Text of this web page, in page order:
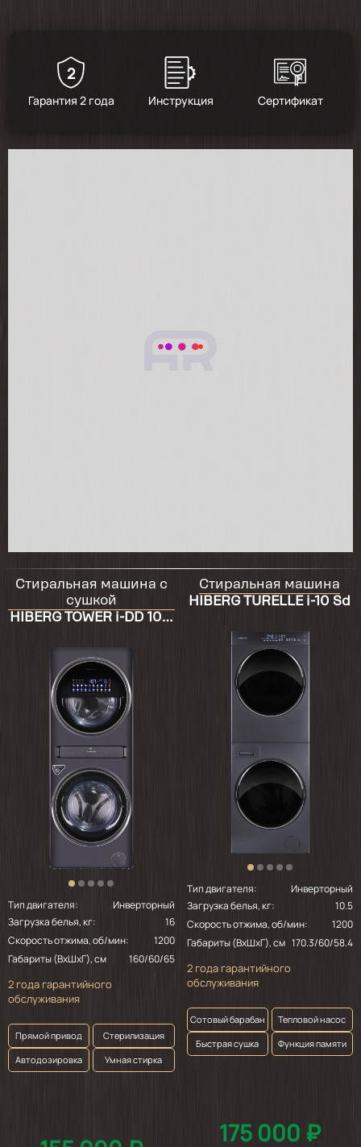
2
Гарантия 2 года Инструкция Сертификат
Стиральная машина c
сушкой
HIBERG TOWER i-DD 107-
Тип двигателя:
Инверторный
Загрузка белья, кг:
16
Скорость отжима, об/мин:
1200
Габариты (ВхШхГ), см
160/60/65
2 года гарантийного
обслуживания
Прямой привод
Стерилизация
Автодозировка
Умная стирка
Стиральная машина
HIBERG TURELLE i-10 Sd
Тип двигателя:
Инверторный
Загрузка белья, кг:
10.5
Скорость отжима, об/мин:
1200
Габариты (ВхШхГ), см 170.3/60/58.4
2 года гарантийного
обслуживания
Сотовый барабан
Тепловой насос
Быстрая сушка
Функция памяти
175 000 ₽